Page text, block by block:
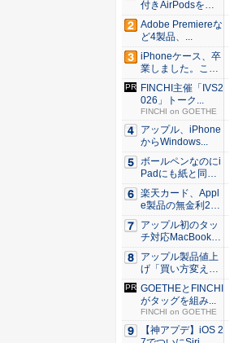
付きAirPodsを年
内...
Adobe Premiereな
ど4製品、...
iPhoneケース、卒
業しました。これ
か...
FINCHI主催「IVS2
026」トーク...
FINCHI on GOETHE
アップル、iPhone
からWindows...
ボールペンなのにi
Padにも紙と同じ
滑ら...
楽天カード、Appl
e製品の無金利24
回...
アップル初のタッ
チ対応MacBook、
早...
アップル製品値上
げ「買い方変え
る」9割超...
GOETHEとFINCHI
がタッグを組み...
FINCHI on GOETHE
【神アプデ】iOS 2